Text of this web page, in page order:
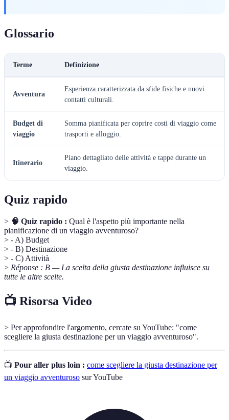
Glossario
Terme Definizione
Avventura
Esperienza caratterizzata da sfide fisiche e nuovi
contatti culturali.
Budget di
viaggio
Somma pianificata per coprire costi di viaggio come
trasporti e alloggio.
Itinerario
Piano dettagliato delle attività e tappe durante un
viaggio.
Quiz rapido
> 🧠 Quiz rapido : Qual è l'aspetto più importante nella
pianificazione di un viaggio avventuroso?
> - A) Budget
> - B) Destinazione
> - C) Attività
> Réponse : B — La scelta della giusta destinazione influisce su
tutte le altre scelte.
📺 Risorsa Video
> Per approfondire l'argomento, cercate su YouTube: "come
scegliere la giusta destinazione per un viaggio avventuroso".
📺 Pour aller plus loin : come scegliere la giusta destinazione per
un viaggio avventuroso sur YouTube